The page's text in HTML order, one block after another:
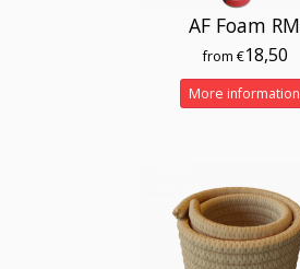
AF Foam RM
from €18,50
More information